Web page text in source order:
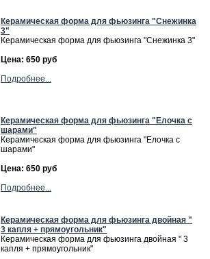
Керамическая форма для фьюзинга "Снежинка
3"
Керамическая форма для фьюзинга "Снежинка 3"
Цена: 650 руб
Подробнее...
Керамическая форма для фьюзинга "Елочка с
шарами"
Керамическая форма для фьюзинга "Елочка с
шарами"
Цена: 650 руб
Подробнее...
Керамическая форма для фьюзинга двойная "
3 капля + прямоугольник"
Керамическая форма для фьюзинга двойная " 3
капля + прямоугольник"